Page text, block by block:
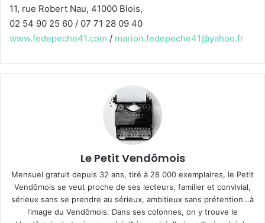
11, rue Robert Nau, 41000 Blois,
02 54 90 25 60 / 07 71 28 09 40
www.fedepeche41.com / marion.fedepeche41@yahoo.fr
Le Petit Vendômois
Mensuel gratuit depuis 32 ans, tiré à 28 000 exemplaires, le Petit
Vendômois se veut proche de ses lecteurs, familier et convivial,
sérieux sans se prendre au sérieux, ambitieux sans prétention…à
l’image du Vendômois. Dans ses colonnes, on y trouve le